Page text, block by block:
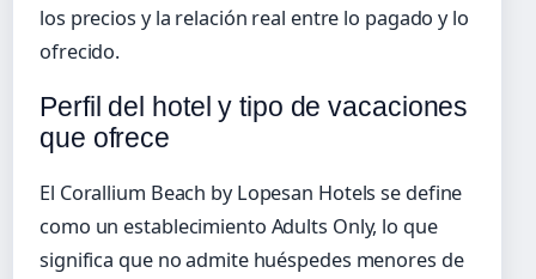
los precios y la relación real entre lo pagado y lo
ofrecido.
Perfil del hotel y tipo de vacaciones
que ofrece
El Corallium Beach by Lopesan Hotels se define
como un establecimiento Adults Only, lo que
significa que no admite huéspedes menores de